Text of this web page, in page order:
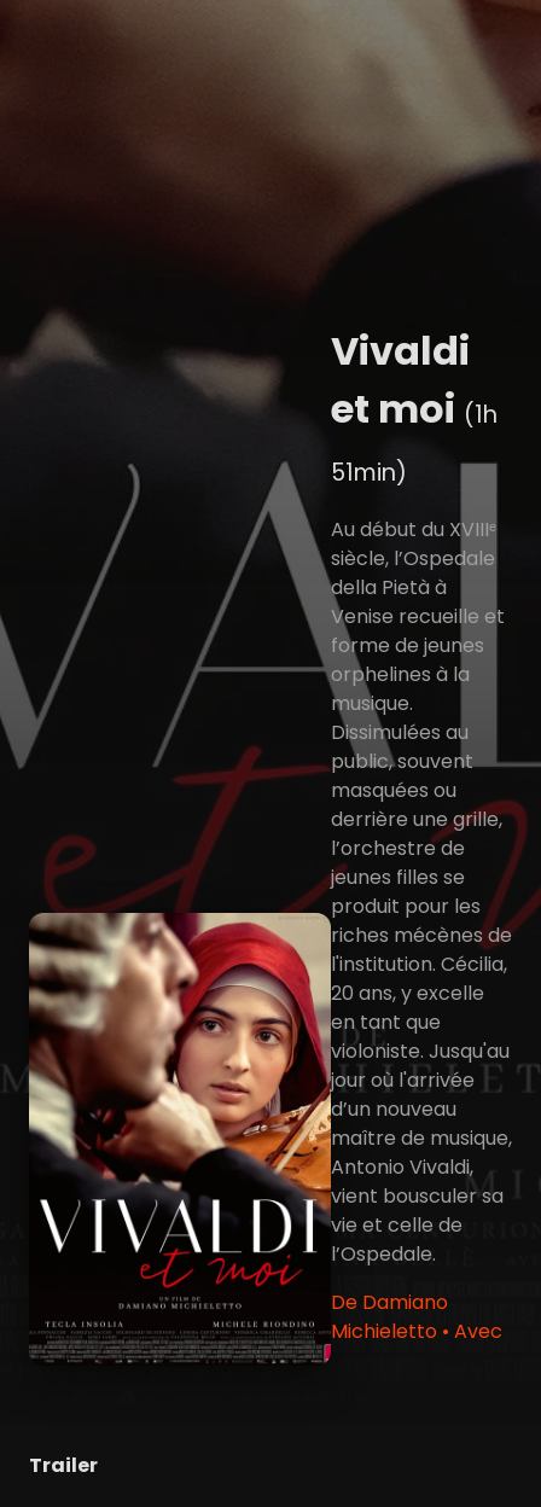
Vivaldi
et moi (1h
51min)
Au début du XVIIIᵉ
siècle, l’Ospedale
della Pietà à
Venise recueille et
forme de jeunes
orphelines à la
musique.
Dissimulées au
public, souvent
masquées ou
derrière une grille,
l’orchestre de
jeunes filles se
produit pour les
riches mécènes de
l'institution. Cécilia,
20 ans, y excelle
en tant que
violoniste. Jusqu'au
jour où l'arrivée
d’un nouveau
maître de musique,
Antonio Vivaldi,
vient bousculer sa
vie et celle de
l’Ospedale.
De Damiano
Michieletto • Avec
Trailer